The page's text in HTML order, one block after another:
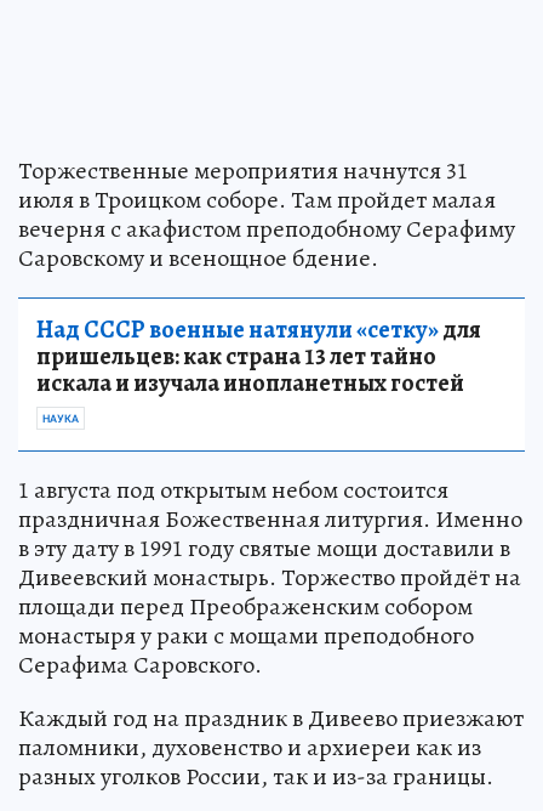
Торжественные мероприятия начнутся 31
июля в Троицком соборе. Там пройдет малая
вечерня с акафистом преподобному Серафиму
Саровскому и всенощное бдение.
Над СССР военные натянули «сетку»для
пришельцев: как страна 13 лет тайно
искала и изучала инопланетных гостей
НАУКА
1 августа под открытым небом состоится
праздничная Божественная литургия. Именно
в эту дату в 1991 году святые мощи доставили в
Дивеевский монастырь. Торжество пройдёт на
площади перед Преображенским собором
монастыря у раки с мощами преподобного
Серафима Саровского.
Каждый год на праздник в Дивеево приезжают
паломники, духовенство и архиереи как из
разных уголков России, так и из-за границы.